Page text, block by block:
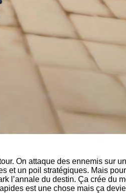
On attaque des ennemis sur
et un poil stratégiques. Mais
l’annale du destin. Ça crée du
est une chose mais ça